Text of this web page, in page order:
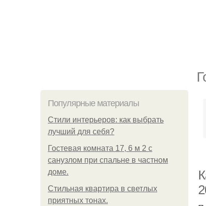
Популярные материалы
Стили интерьеров: как выбрать
лучший для себя?
Гостевая комната 17, 6 м 2 с
санузлом при спальне в частном
доме.
Стильная квартира в светлых
приятных тонах.